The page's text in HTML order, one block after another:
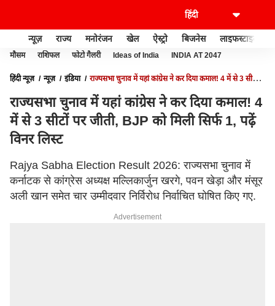
न्यूज़ राज्य मनोरंजन खेल ऐस्ट्रो बिजनेस लाइफस्टाइल
मौसम राशिफल फोटो गैलरी Ideas of India INDIA AT 2047
हिंदी न्यूज़ न्यूज़ इंडिया
राज्यसभा चुनाव में यहां कांग्रेस ने कर दिया कमाल! 4 में से 3 सीटों
राज्यसभा चुनाव में यहां कांग्रेस ने कर दिया कमाल! 4
में से 3 सीटों पर जीती, BJP को मिली सिर्फ 1, पढ़ें
विनर लिस्ट
Rajya Sabha Election Result 2026: राज्यसभा चुनाव में
कर्नाटक से कांग्रेस अध्यक्ष मल्लिकार्जुन खरगे, पवन खेड़ा और मंसूर
अली खान समेत चार उम्मीदवार निर्विरोध निर्वाचित घोषित किए गए.
Advertisement